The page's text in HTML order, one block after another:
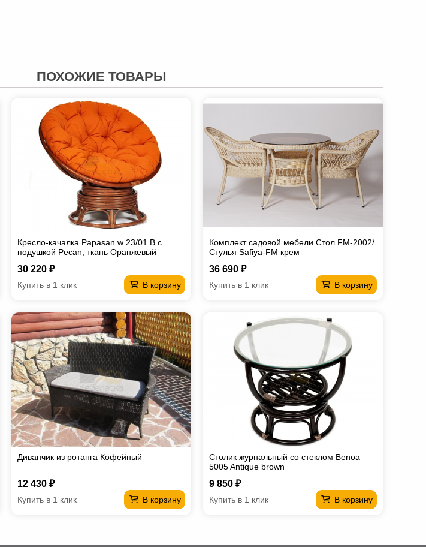
ПОХОЖИЕ ТОВАРЫ
Кресло-качалка Papasan w 23/01 B с
подушкой Pecan, ткань Оранжевый
30 220 ₽
В корзину
Купить в 1 клик
Комплект садовой мебели Стол FM-2002/
Стулья Safiya-FM крем
36 690 ₽
В корзину
Купить в 1 клик
Диванчик из ротанга Кофейный
12 430 ₽
В корзину
Купить в 1 клик
Столик журнальный со стеклом Benoa
5005 Antique brown
9 850 ₽
В корзину
Купить в 1 клик